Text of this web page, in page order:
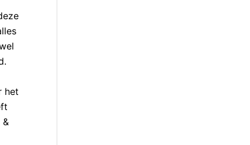
het
&